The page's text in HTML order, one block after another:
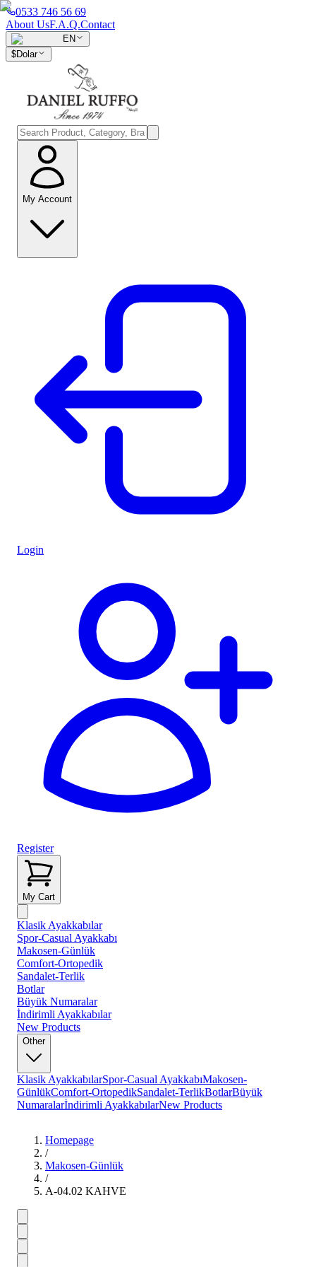
0533 746 56 69
About UsF.A.Q.Contact
EN
$Dolar
My Account
Login
Register
My Cart
Klasik Ayakkabılar
Spor-Casual Ayakkabı
Makosen-Günlük
Comfort-Ortopedik
Sandalet-Terlik
Botlar
Büyük Numaralar
İndirimli Ayakkabılar
New Products
Other
Klasik AyakkabılarSpor-Casual AyakkabıMakosen-
GünlükComfort-OrtopedikSandalet-TerlikBotlarBüyük
Numaralarİndirimli AyakkabılarNew Products
Homepage
/
Makosen-Günlük
/
A-04.02 KAHVE